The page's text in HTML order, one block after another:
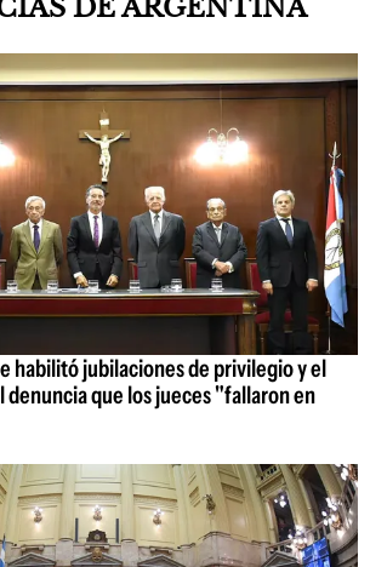
DE ARGENTINA
habilitó jubilaciones de privilegio y el
que los jueces "fallaron en